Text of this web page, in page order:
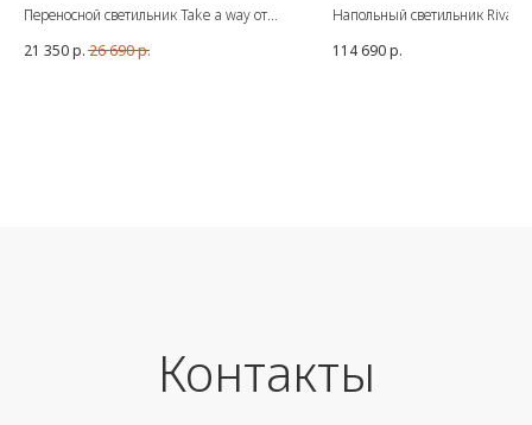
Переносной светильник Take a way от
Подходит для использования на улице.
21 350р. 26 690р.
Напольный светильник
Размер: Д 50 см, В 185 см
114 690р.
Контакты